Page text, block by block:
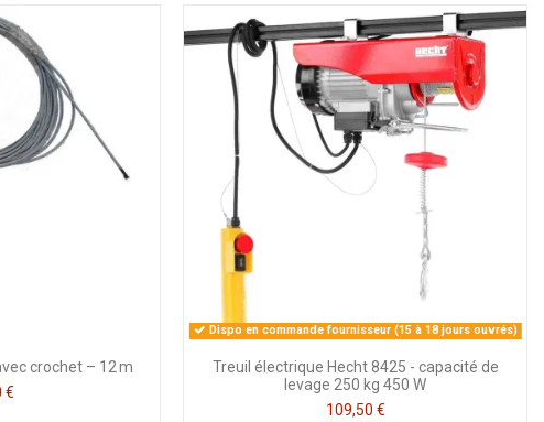
crochet – 12 m
€
Dispo en commande fournisseur (15 à 18 jours ouvrés)
Treuil électrique Hecht 8425 - capacité de
levage 250 kg 450 W
109,50 €